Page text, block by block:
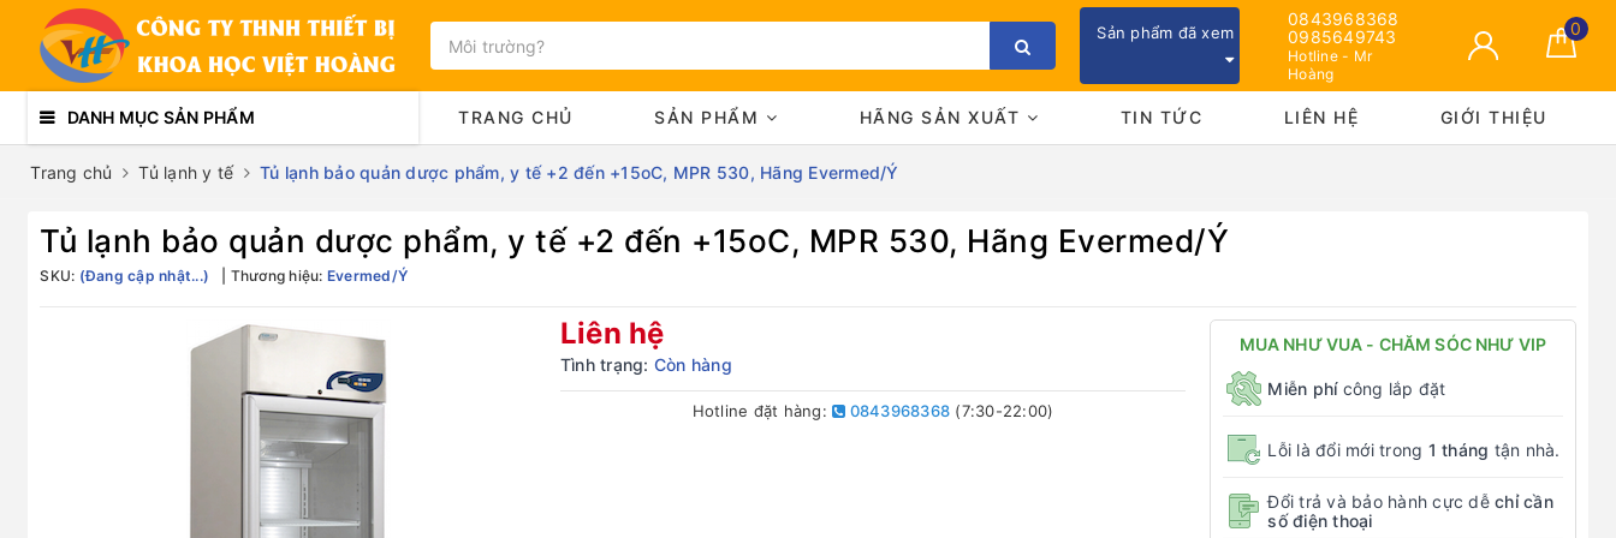
Sản phẩm đã xem
0843968368
0985649743
Hotline - Mr
Hoàng
0
DANH MỤC SẢN PHẨM TRANG CHỦ SẢN PHẨM HÃNG SẢN XUẤT TIN TỨC LIÊN HỆ GIỚI THIỆU
Trang chủ Tủ lạnh y tế Tủ lạnh bảo quản dược phẩm, y tế +2 đến +15oC, MPR 530, Hãng Evermed/Ý
Tủ lạnh bảo quản dược phẩm, y tế +2 đến +15oC, MPR 530, Hãng Evermed/Ý
SKU: (Đang cập nhật...) Thương hiệu: Evermed/Ý
Liên hệ
Tình trạng: Còn hàng
Hotline đặt hàng: 0843968368 (7:30-22:00)
MUA NHƯ VUA - CHĂM SÓC NHƯ VIP
Miễn phícông lắp đặt
Lỗi là đổi mới trong 1 tháng tận nhà.
Đổi trả và bảo hành cực dễ chỉ cần
số điện thoại